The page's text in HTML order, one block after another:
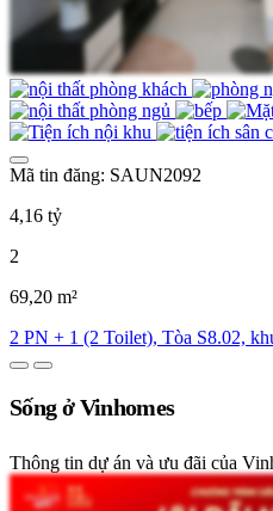
Mã tin đăng: SAUN2092
4,16 tỷ
2
69,20 m²
2 PN + 1 (2 Toilet), Tòa S8.02,
Sống ở Vinhomes
Thông tin dự án và ưu đãi của